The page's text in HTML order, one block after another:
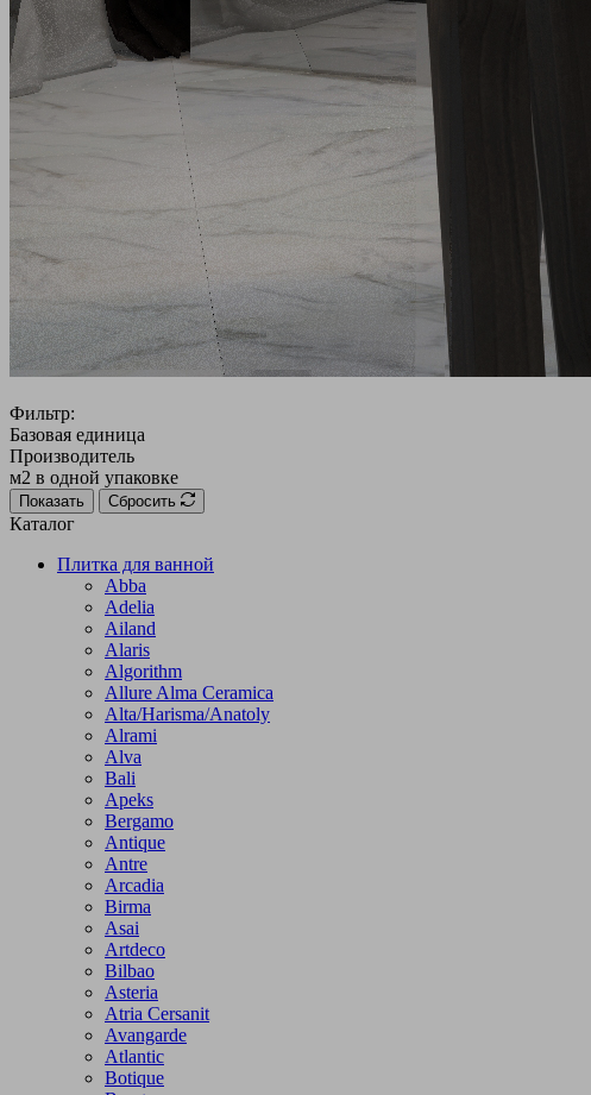
Фильтр:
Базовая единица
Производитель
м2 в одной упаковке
Показать Сбросить
Каталог
Плитка для ванной
Abba
Adelia
Ailand
Alaris
Algorithm
Allure Alma Ceramica
Alta/Harisma/Anatoly
Alrami
Alva
Bali
Apeks
Bergamo
Antique
Antre
Arcadia
Birma
Asai
Artdeco
Bilbao
Asteria
Atria Cersanit
Avangarde
Atlantic
Botique